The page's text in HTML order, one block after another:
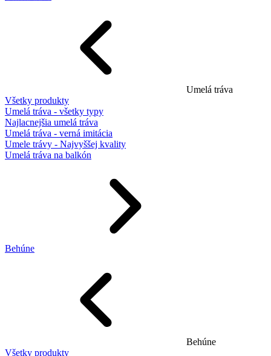
Umelá tráva
Všetky produkty
Umelá tráva - všetky typy
Najlacnejšia umelá tráva
Umelá tráva - verná imitácia
Umele trávy - Najvyššej kvality
Umelá tráva na balkón
Behúne
Behúne
Všetky produkty